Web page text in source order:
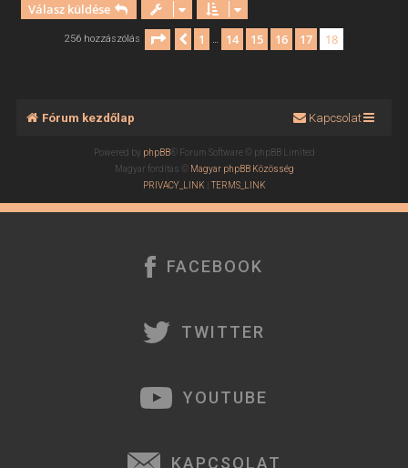
r
Válasz küldése
256 hozzászólás Oldal: 18/ 18
Előző
1 14 15 16 17 18
Fórum kezdőlap Kapcsolat
Powered by phpBB® Forum Software © phpBB Limited
Magyar fordítás © Magyar phpBB Közösség
PRIVACY_LINK |TERMS_LINK
FACEBOOK
TWITTER
YOUTUBE
KAPCSOLAT